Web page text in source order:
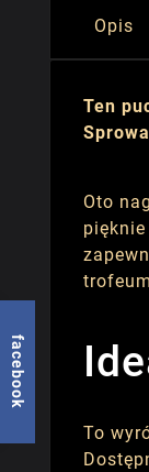
Opis
Ten
Oto
To
facebook